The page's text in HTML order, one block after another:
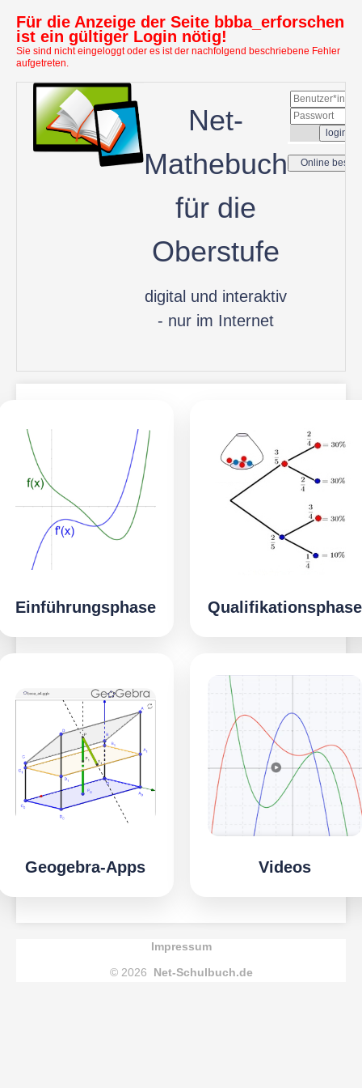
Für die Anzeige der Seite bbba_erforschen
ist ein gültiger Login nötig!
Sie sind nicht eingeloggt oder es ist der nachfolgend beschriebene Fehler
aufgetreten.
Net-
Mathebuch
für die
Oberstufe
digital und interaktiv
- nur im Internet
Einführungsphase Qualifikationsphase
Geogebra-Apps Videos
Impressum
© 2026
Net-Schulbuch.de